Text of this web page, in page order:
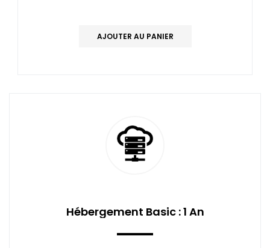
AJOUTER AU PANIER
Hébergement Basic : 1 An